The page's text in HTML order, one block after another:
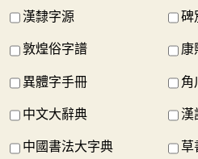
漢隸字源 碑
敦煌俗字譜 康
異體字手冊 角
中文大辭典 漢
中國書法大字典 草